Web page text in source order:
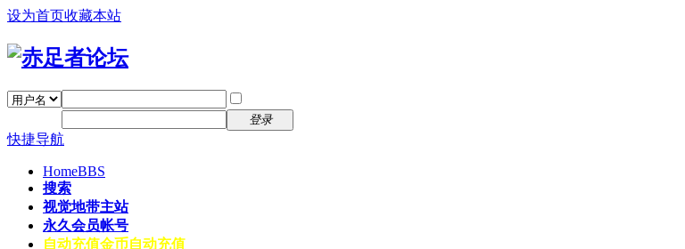
设为首页收藏本站
登录
快捷导航
HomeBBS
搜索
视觉地带主站
永久会员帐号
自动充值金币自动充值